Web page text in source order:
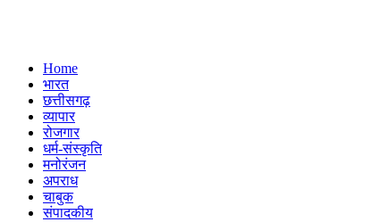
Home
भारत
छत्तीसगढ़
व्यापार
रोजगार
धर्म-संस्कृति
मनोरंजन
अपराध
चाबुक
संपादकीय